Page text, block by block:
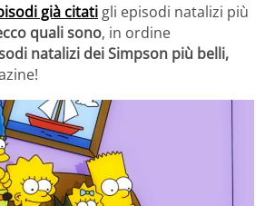
già citati gli episodi natalizi più
cco qualisono, in ordine
natalizi dei Simpson più belli,